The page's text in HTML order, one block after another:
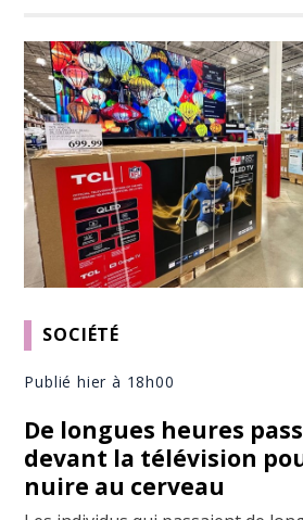
SOCIÉTÉ
Publié hier à 18h00
De longues heures
devant la télévision
nuire au cerveau